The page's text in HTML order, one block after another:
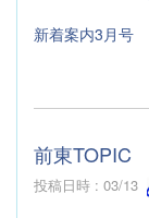
新着案内3月号
前東TOPIC
投稿日時 : 03/13